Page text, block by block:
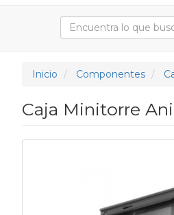
Inicio Componentes
Caja Minitorre